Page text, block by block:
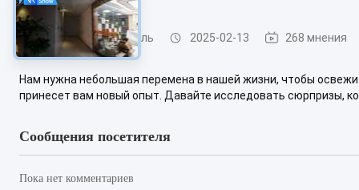
Легкая стальная киль 2025-02-13 268 мнения
Нам нужна небольшая перемена в нашей жизни, чтобы
принесет вам новый опыт. Давайте исследовать сюрпризы,
Сообщения посетителя
Пока нет комментариев